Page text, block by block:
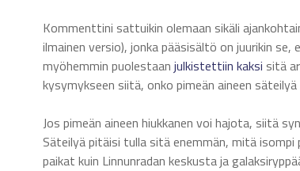
Kommenttini sattuikin olemaan sikäli
ilmainen versio), jonka pääsisältö on juurikin
myöhemmin puolestaan julkistettiin kaksi sitä
kysymykseen siitä, onko pimeän aineen säteilyä
Jos pimeän aineen hiukkanen voi hajota, siitä
Säteilyä pitäisi tulla sitä enemmän, mitä
paikat kuin Linnunradan keskusta ja